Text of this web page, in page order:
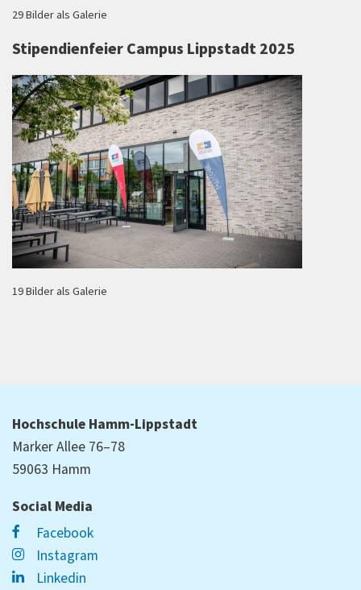
29 Bilder als Galerie
Stipendienfeier Campus Lippstadt 2025
19 Bilder als Galerie
Hochschule Hamm-Lippstadt
Marker Allee 76–78
59063 Hamm
Social Media
Facebook
Instagram
Linkedin